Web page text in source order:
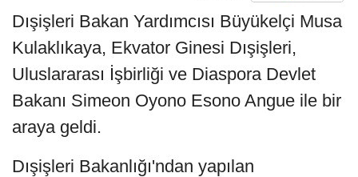
Dışişleri Bakan Yardımcısı Büyükelçi Musa
Kulaklıkaya, Ekvator Ginesi Dışişleri,
Uluslararası İşbirliği ve Diaspora Devlet
Bakanı Simeon Oyono Esono Angue ile bir
araya geldi.
Dışişleri Bakanlığı'ndan yapılan